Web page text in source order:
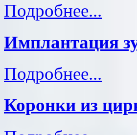
Подробнее...
Имплантация
Подробнее...
Коронки из